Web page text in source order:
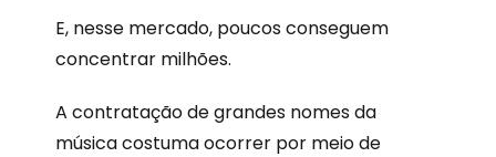
E, nesse mercado, poucos conseguem
concentrar milhões.
A contratação de grandes nomes da
música costuma ocorrer por meio de